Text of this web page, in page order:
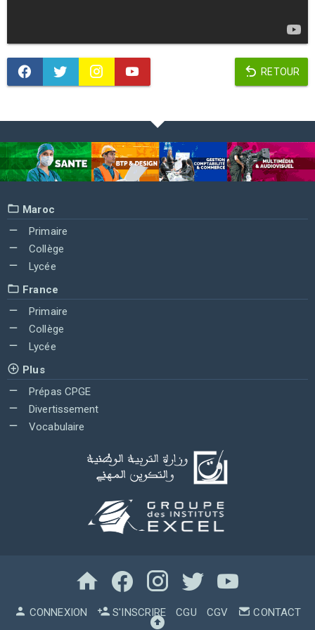
RETOUR
Maroc
Primaire
Collège
Lycée
France
Primaire
Collège
Lycée
Plus
Prépas CPGE
Divertissement
Vocabulaire
CONNEXION S'INSCRIRE CGU CGV CONTACT